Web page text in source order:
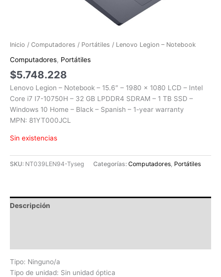
Inicio / Computadores / Portátiles / Lenovo Legion – Notebook
Computadores, Portátiles
$5.748.228
Lenovo Legion – Notebook – 15.6″ – 1980 x 1080 LCD – Intel
Core i7 I7-10750H – 32 GB LPDDR4 SDRAM – 1 TB SSD –
Windows 10 Home – Black – Spanish – 1-year warranty
MPN: 81YT000JCL
Sin existencias
SKU: NT039LEN94-Tyseg Categorías: Computadores, Portátiles
Descripción
Tipo: Ninguno/a
Tipo de unidad: Sin unidad óptica